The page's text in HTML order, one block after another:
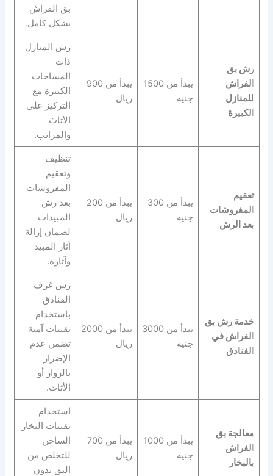
بق الفراش
بشكل كامل.
رش بق
الفراش
للمنازل
الكبيرة
يبدأ من 1500
جنيه
يبدأ من 900
ريال
رش المنازل
ذات
المساحات
الكبيرة مع
التركيز على
الأثاث
والمراتب.
تعقيم
المفروشات
بعد الرش
يبدأ من 300
جنيه
يبدأ من 200
ريال
تنظيف
وتعقيم
المفروشات
بعد رش
المبيدات
لضمان إزالة
آثار المبيد
وآثاره.
خدمة رش بق
الفراش في
الفنادق
يبدأ من 3000
جنيه
يبدأ من 2000
ريال
رش غرف
الفنادق
باستخدام
تقنيات آمنة
تضمن عدم
الإضرار
بالزوار أو
الأثاث.
معالجة بق
الفراش
بالبخار
يبدأ من 1000
جنيه
يبدأ من 700
ريال
استخدام
تقنيات البخار
الساخن
للتخلص من
البق بدون